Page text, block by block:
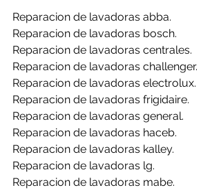
Reparacion de lavadoras abba.
Reparacion de lavadoras bosch.
Reparacion de lavadoras centrales.
Reparacion de lavadoras challenger.
Reparacion de lavadoras electrolux.
Reparacion de lavadoras frigidaire.
Reparacion de lavadoras general.
Reparacion de lavadoras haceb.
Reparacion de lavadoras kalley.
Reparacion de lavadoras lg.
Reparacion de lavadoras mabe.